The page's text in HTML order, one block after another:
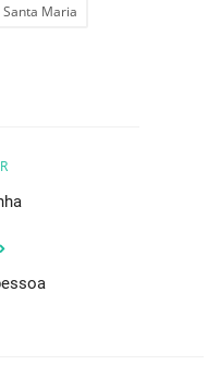
Santa Maria